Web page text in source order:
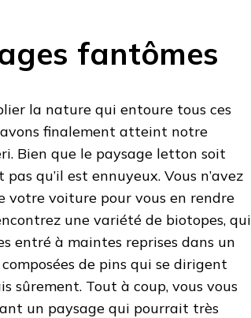
fantômes
la nature qui entoure tous ces
finalement atteint notre
Bien que le paysage letton soit
qu’il est ennuyeux. Vous n’avez
votre voiture pour vous en rendre
une variété de biotopes, qui
entré à maintes reprises dans un
de pins qui se dirigent
sûrement. Tout à coup, vous vous
un paysage qui pourrait très